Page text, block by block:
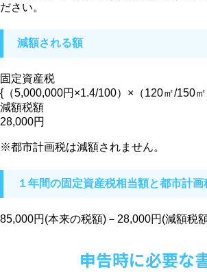
ださい。
減額される額
固定資産税
{（5,000,000円×1.4/100）×（120㎡/150
減額税額
28,000円
※都市計画税は減額されません。
１年間の固定資産税相当額と都市計
85,000円(本来の税額)－28,000円(減額税
申告時に必要な